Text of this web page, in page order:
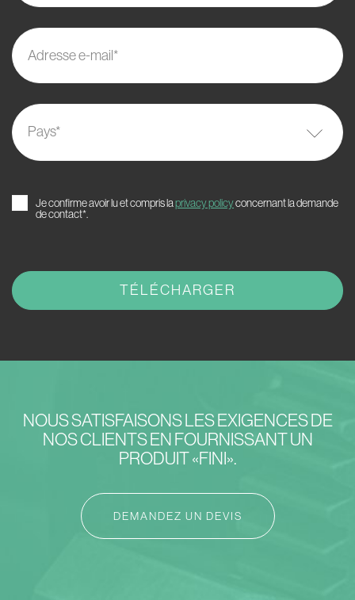
Adresse e-mail*
Pays*
Je confirme avoir lu et compris laprivacy policyconcernant la demande
de contact*.
NOUS SATISFAISONS LES EXIGENCES DE
NOS CLIENTS EN FOURNISSANT UN
PRODUIT «FINI».
DEMANDEZ UN DEVIS